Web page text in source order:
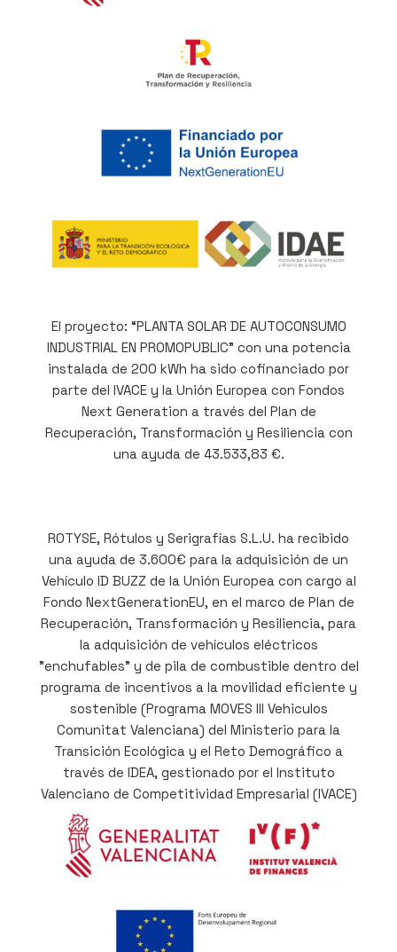
El proyecto: “PLANTA SOLAR DE AUTOCONSUMO
INDUSTRIAL EN PROMOPUBLIC” con una potencia
instalada de 200 kWh ha sido cofinanciado por
parte del IVACE y la Unión Europea con Fondos
Next Generation a través del Plan de
Recuperación, Transformación y Resiliencia con
una ayuda de 43.533,83 €.
ROTYSE, Rótulos y Serigrafías S.L.U. ha recibido
una ayuda de 3.600€ para la adquisición de un
Vehículo ID BUZZ de la Unión Europea con cargo al
Fondo NextGenerationEU, en el marco de Plan de
Recuperación, Transformación y Resiliencia, para
la adquisición de vehículos eléctricos
"enchufables" y de pila de combustible dentro del
programa de incentivos a la movilidad eficiente y
sostenible (Programa MOVES III Vehiculos
Comunitat Valenciana) del Ministerio para la
Transición Ecológica y el Reto Demográfico a
través de IDEA, gestionado por el Instituto
Valenciano de Competitividad Empresarial (IVACE)